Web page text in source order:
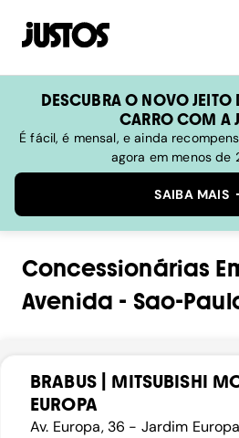
DESCUBRA O NOVO JEITO
CARRO COM A
É fácil, é mensal, e ainda
agora em menos de
SAIBA MAIS
Concessionárias
Avenida - Sao-
BRABUS | MITSUBISHI
EUROPA
Av. Europa, 36 - Jardim